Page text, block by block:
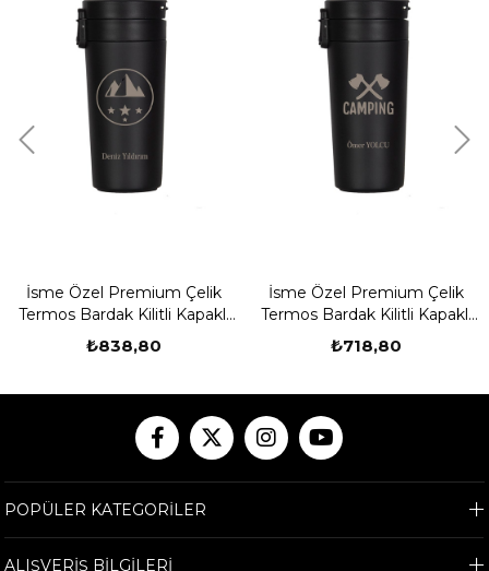
İsme Özel Premium Çelik
Termos Bardak Kilitli Kapaklı
350 ML - Kamp Temalı
₺838,80
İsme Özel Premium Çelik
Termos Bardak Kilitli Kapaklı
350 ML - Camping
₺718,80
POPÜLER KATEGORİLER
ALIŞVERİŞ BİLGİLERİ